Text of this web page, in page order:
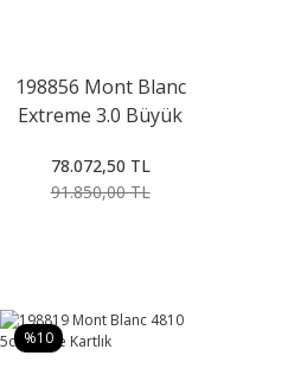
198856 Mont Blanc
Extreme 3.0 Büyük
78.072,50 TL
91.850,00 TL
%10